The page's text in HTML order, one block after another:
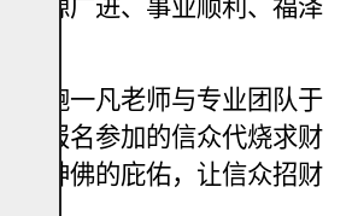
：财源广进、事业顺利、福泽
：由鲍一凡老师与专业团队于
为报名参加的信众代烧求财
仙神佛的庇佑，让信众招财